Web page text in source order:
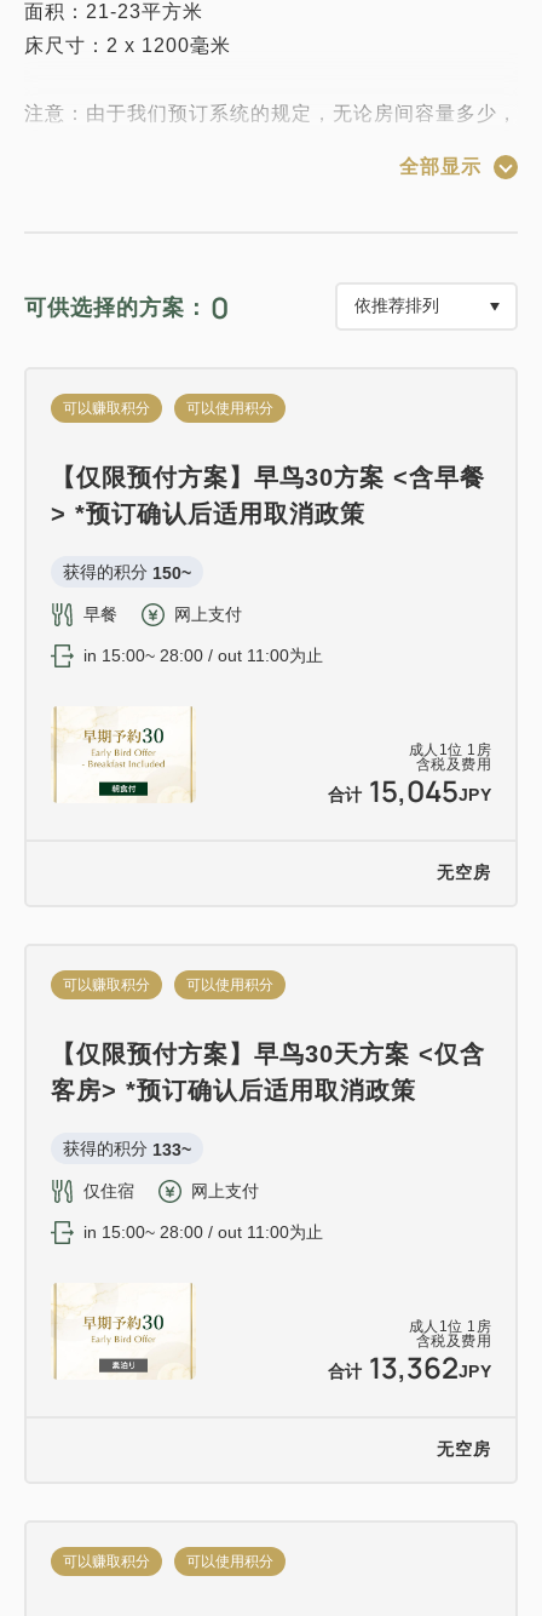
面积：21-23平方米
床尺寸：2 x 1200毫米
注意：由于我们预订系统的规定，无论房间容量多少，
小学生以下的儿童可免费与父母同床。
注意：如果需要餐食或使用酒店设施，需额外付费。
全部显示
可供选择的方案： 0
成人 1位 1 房
含税及费用
合计 15,045JPY
可以赚取积分 可以使用积分
【仅限预付方案】早鸟30方案 <含早餐
> *预订确认后适用取消政策
获得的积分 150~
早餐 网上支付
in 15:00~ 28:00 / out 11:00为止
无空房
成人 1位 1 房
含税及费用
合计 13,362JPY
可以赚取积分 可以使用积分
【仅限预付方案】早鸟30天方案 <仅含
客房> *预订确认后适用取消政策
获得的积分 133~
仅住宿 网上支付
in 15:00~ 28:00 / out 11:00为止
无空房
可以赚取积分 可以使用积分